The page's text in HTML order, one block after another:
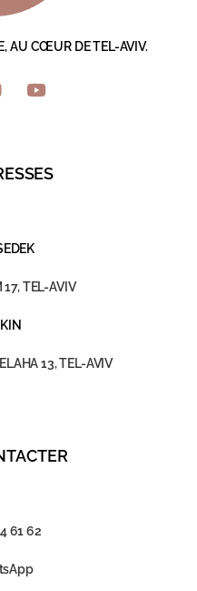
AU CŒUR DE TEL-AVIV.
TEL-AVIV
13, TEL-AVIV
61 62